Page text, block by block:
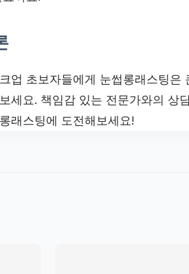
업 초보자들에게 눈썹롱래스팅
세요. 책임감 있는 전문가와의 상
래스팅에 도전해보세요!